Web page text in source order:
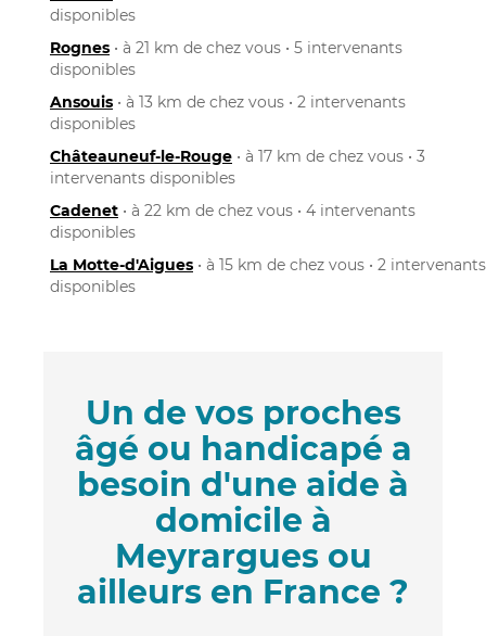
disponibles
Rognes • à 21 km de chez vous • 5 intervenants
disponibles
Ansouis • à 13 km de chez vous • 2 intervenants
disponibles
Châteauneuf-le-Rouge • à 17 km de chez vous • 3
intervenants disponibles
Cadenet • à 22 km de chez vous • 4 intervenants
disponibles
La Motte-d'Aigues • à 15 km de chez vous • 2 intervenants
disponibles
Un de vos proches
âgé ou handicapé a
besoin d'une aide à
domicile à
Meyrargues ou
ailleurs en France ?